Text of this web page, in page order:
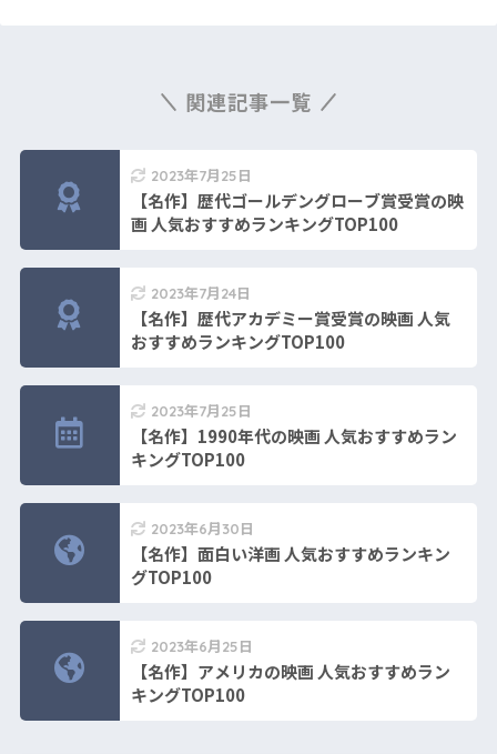
関連記事一覧
2023年7月25日
【名作】歴代ゴールデングローブ賞受賞の映
画 人気おすすめランキングTOP100
2023年7月24日
【名作】歴代アカデミー賞受賞の映画 人気
おすすめランキングTOP100
2023年7月25日
【名作】1990年代の映画 人気おすすめラン
キングTOP100
2023年6月30日
【名作】面白い洋画 人気おすすめランキン
グTOP100
2023年6月25日
【名作】アメリカの映画 人気おすすめラン
キングTOP100